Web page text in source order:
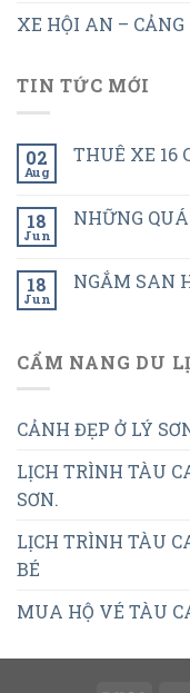
XE HỘI AN –
TIN TỨC MỚI
02
Aug
THUÊ XE 16
18
Jun
NHỮNG
18
Jun
NGẮM SAN
CẨM NANG DU
CẢNH ĐẸP Ở LÝ
LỊCH TRÌNH TÀU
SƠN.
LỊCH TRÌNH TÀU
BÉ
MUA HỘ VÉ TÀU